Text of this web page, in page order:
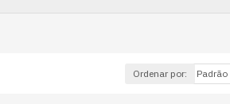
Ordenar por: